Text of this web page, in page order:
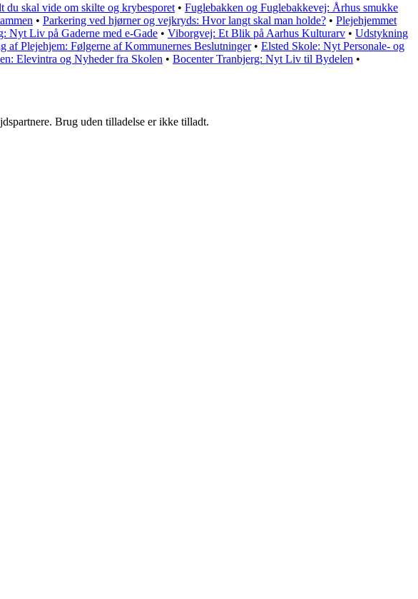
du skal vide om skilte og krybesporet • Fuglebakken og Fuglebakkevej: Århus smukke
• Parkering ved hjørner og vejkryds: Hvor langt skal man holde? • Plejehjemmet
Nyt Liv på Gaderne med e-Gade • Viborgvej: Et Blik på Aarhus Kulturarv • Udstykning
af Plejehjem: Følgerne af Kommunernes Beslutninger• Elsted Skole: Nyt Personale- og
Elevintra og Nyheder fra Skolen • Bocenter Tranbjerg: Nyt Liv til Bydelen •
Brug uden tilladelse er ikke tilladt.